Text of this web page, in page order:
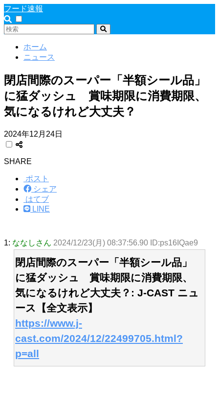
フード速報
ホーム
ニュース
閉店間際のスーパー「半額シール品」
に猛ダッシュ 賞味期限に消費期限、
気になるけれど大丈夫？
2024年12月24日
SHARE
ポスト
シェア
はてブ
LINE
1: ななしさん 2024/12/23(月) 08:37:56.90 ID:ps16IQae9
閉店間際のスーパー「半額シール品」
に猛ダッシュ 賞味期限に消費期限、
気になるけれど大丈夫？: J-CAST ニュ
ース【全文表示】
https://www.j-
cast.com/2024/12/22499705.html?
p=all